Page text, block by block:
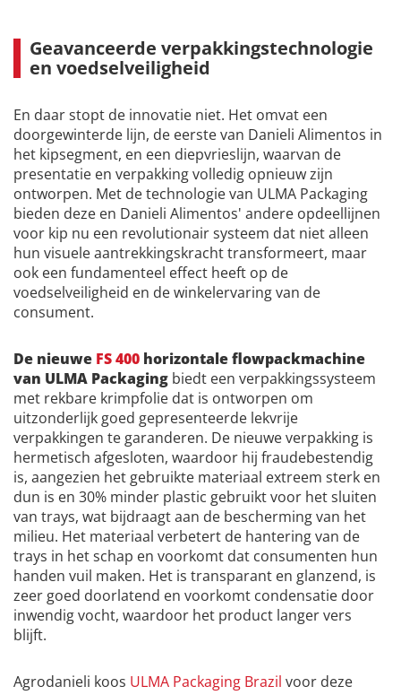
Geavanceerde verpakkingstechnologie
en voedselveiligheid
En daar stopt de innovatie niet. Het omvat een
doorgewinterde lijn, de eerste van Danieli Alimentos in
het kipsegment, en een diepvrieslijn, waarvan de
presentatie en verpakking volledig opnieuw zijn
ontworpen. Met de technologie van ULMA Packaging
bieden deze en Danieli Alimentos' andere opdeellijnen
voor kip nu een revolutionair systeem dat niet alleen
hun visuele aantrekkingskracht transformeert, maar
ook een fundamenteel effect heeft op de
voedselveiligheid en de winkelervaring van de
consument.
De nieuwe FS 400 horizontale flowpackmachine
van ULMA Packaging biedt een verpakkingssysteem
met rekbare krimpfolie dat is ontworpen om
uitzonderlijk goed gepresenteerde lekvrije
verpakkingen te garanderen. De nieuwe verpakking is
hermetisch afgesloten, waardoor hij fraudebestendig
is, aangezien het gebruikte materiaal extreem sterk en
dun is en 30% minder plastic gebruikt voor het sluiten
van trays, wat bijdraagt aan de bescherming van het
milieu. Het materiaal verbetert de hantering van de
trays in het schap en voorkomt dat consumenten hun
handen vuil maken. Het is transparant en glanzend, is
zeer goed doorlatend en voorkomt condensatie door
inwendig vocht, waardoor het product langer vers
blijft.
Agrodanieli koos ULMA Packaging Brazil voor deze